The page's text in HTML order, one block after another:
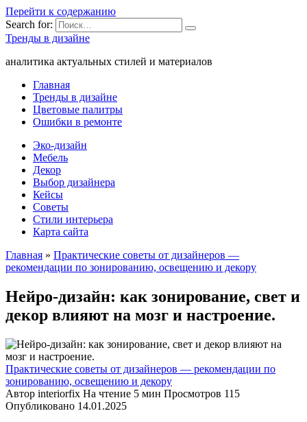
Перейти к содержанию
Search for:
Тренды в дизайне
аналитика актуальных стилей и материалов
Главная
Тренды в дизайне
Цветовые палитры
Ошибки в ремонте
Эко-дизайн
Мебель
Декор
Выбор дизайнера
Кейсы
Советы
Стили интерьера
Карта сайта
Главная » Практические советы от дизайнеров —
рекомендации по зонированию, освещению и декору
Нейро-дизайн: как зонирование, свет и
декор влияют на мозг и настроение.
Практические советы от дизайнеров — рекомендации по
зонированию, освещению и декору
Автор interiorfix На чтение 5 мин Просмотров 115
Опубликовано 14.01.2025